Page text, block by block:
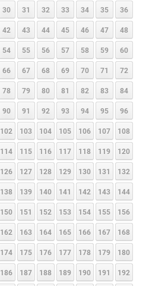
30 31 32 33 34 35 36
42 43 44 45 46 47 48
54 55 56 57 58 59 60
66 67 68 69 70 71 72
78 79 80 81 82 83 84
90 91 92 93 94 95 96
102 103 104 105 106 107 108
114 115 116 117 118 119 120
126 127 128 129 130 131 132
138 139 140 141 142 143 144
150 151 152 153 154 155 156
162 163 164 165 166 167 168
174 175 176 177 178 179 180
186 187 188 189 190 191 192